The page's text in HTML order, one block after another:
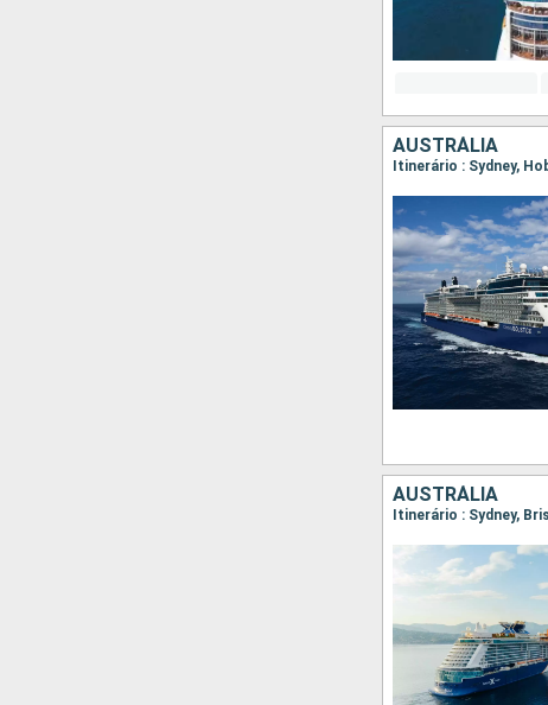
AUSTRÁLIA
Itinerário : Sydney,
AUSTRÁLIA
Itinerário : Sydney,